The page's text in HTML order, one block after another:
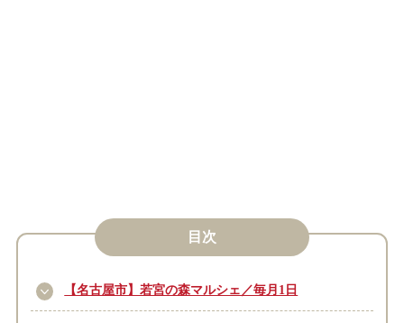
目次
【名古屋市】若宮の森マルシェ／毎月1日